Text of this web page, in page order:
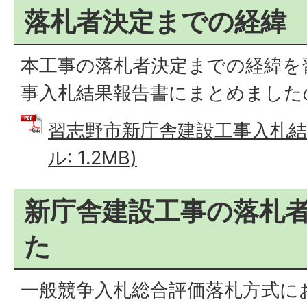
落札者決定までの経緯
本工事の落札者決定までの経緯
事入札結果報告書にまとめまし
習志野市新庁舎建設工事入札
ル: 1.2MB)
新庁舎建設工事の落札
た
一般競争入札総合評価落札方式